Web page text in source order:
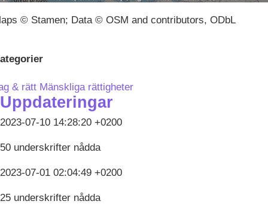
© Stamen; Data © OSM and contributors, ODbL
& rätt Mänskliga rättigheter
Uppdateringar
2023-07-10 14:28:20 +0200
50 underskrifter nådda
2023-07-01 02:04:49 +0200
25 underskrifter nådda